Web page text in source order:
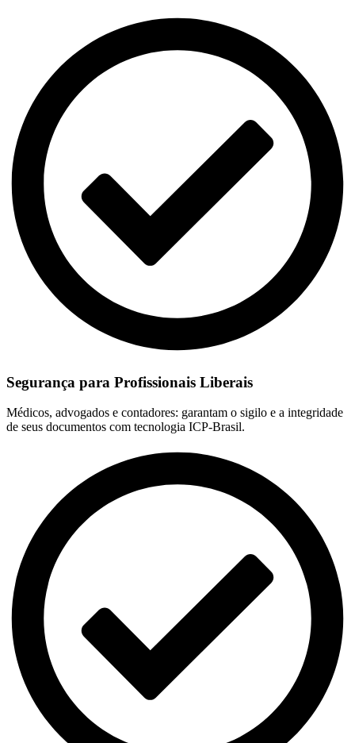
Segurança para Profissionais Liberais
Médicos, advogados e contadores: garantam o sigilo e a integridade
de seus documentos com tecnologia ICP-Brasil.